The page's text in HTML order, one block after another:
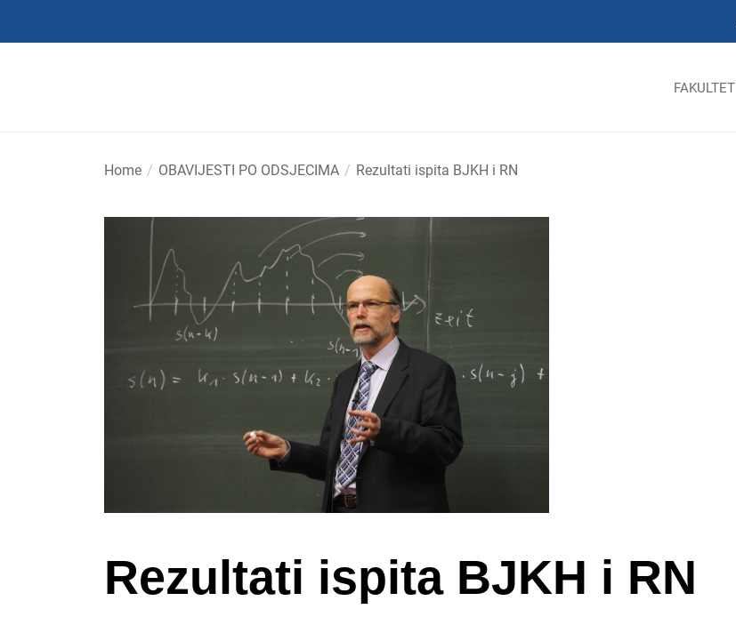
FAKULTET
Home OBAVIJESTI PO ODSJECIMA Rezultati ispita BJKH i RN
Rezultati ispita BJKH i RN